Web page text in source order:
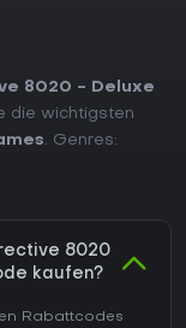
8020 - Deluxe
die wichtigsten
. Genres:
8020
kaufen?
Rabattcodes